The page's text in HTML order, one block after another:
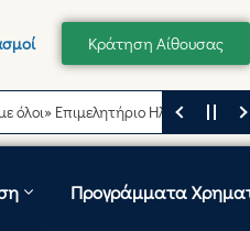
Κράτηση Αίθουσας
Ηλείας Μήνυμα
Προγράμματα